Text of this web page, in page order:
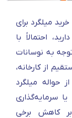
میلگرد برای
احتمالاً با
به نوسانات
از کارخانه،
حواله میلگرد
سرمایه‌گذاری
کاهش برخی